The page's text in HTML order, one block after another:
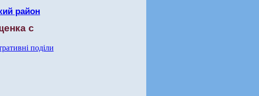
район
с
поділи